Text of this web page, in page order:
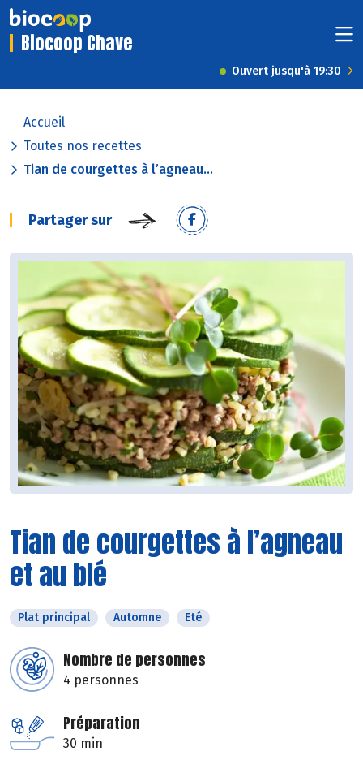
Biocoop Chave
Ouvert jusqu'à 19:30
Accueil
Toutes nos recettes
Tian de courgettes à l’agneau...
Partager sur
Tian de courgettes à l’agneau
et au blé
Plat principal Automne Eté
Nombre de personnes
4 personnes
Préparation
30 min